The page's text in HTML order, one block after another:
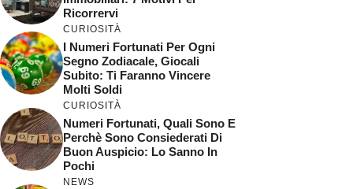
Ricorrervi
CURIOSITÀ
I Numeri Fortunati Per Ogni
Segno Zodiacale, Giocali
Subito: Ti Faranno Vincere
Molti Soldi
CURIOSITÀ
Numeri Fortunati, Quali Sono E
Perchè Sono Consiederati Di
Buon Auspicio: Lo Sanno In
Pochi
NEWS